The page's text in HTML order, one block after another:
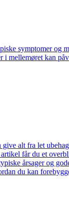
symptomer og
i mellemøret kan
alt fra let
får du et
årsager og
du kan